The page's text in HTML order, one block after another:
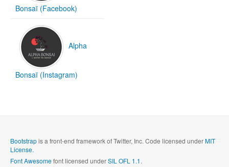
Bonsaï (Facebook)
Alpha
Bonsaï (Instagram)
Bootstrapis a front-end framework of Twitter, Inc. Code licensed underMIT
License.
Font Awesomefont licensed underSIL OFL 1.1.